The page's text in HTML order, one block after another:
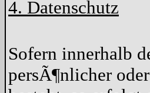
4. Datenschutz
Sofern innerhalb
persÃ¶nlicher